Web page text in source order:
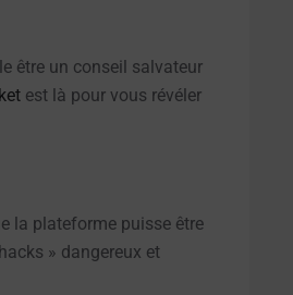
être un conseil salvateur
est là pour vous révéler
la plateforme puisse être
» dangereux et